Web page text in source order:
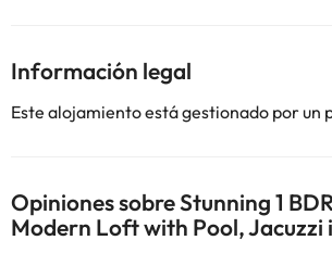
el apartamento. El apartamento ofrece bañera de hidromasaje.
Estación de tren Union está a 3,2 km del
Ciencia de California está a 5,6 km. El
municipal de Hawthorne) está a 18 km.
Ten en cuenta que todas las peticiones
disponibilidad y pueden comportar
alojamiento no se pueden celebrar
Información legal
Este alojamiento está gestionado por un
Opiniones sobre Stunning 1
Modern Loft with Pool, Jacuzzi